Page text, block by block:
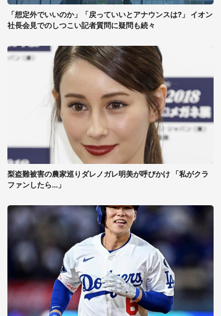
「想定外でいいのか」「戻っていいとアナウンスは?」 イオン
社長会見でのしつこい記者質問に疑問も続々
梨盗難被害の農家巡りダレノガレ明美が呼びかけ 「私がクラ
ファンしたら...」